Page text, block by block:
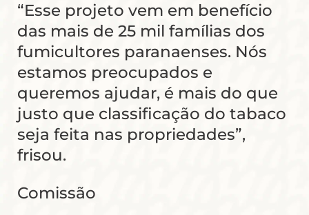
“Esse projeto vem em benefício
das mais de 25 mil famílias dos
fumicultores paranaenses. Nós
estamos preocupados e
queremos ajudar, é mais do que
justo que classificação do tabaco
seja feita nas propriedades”,
frisou.
Comissão